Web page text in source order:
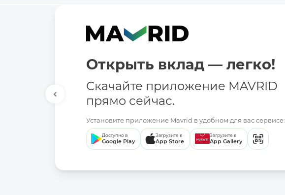
Открыть вклад — легко!
Скачайте приложение MAVRID
прямо сейчас.
Установите приложение Mavrid в удобном для вас сервисе:
Доступно в
Google Play
Загрузите в
App Store
Загрузите в
App Gallery